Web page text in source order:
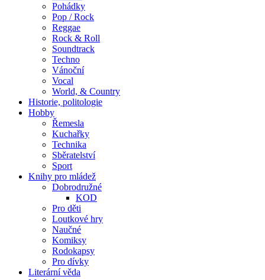
Pohádky
Pop / Rock
Reggae
Rock & Roll
Soundtrack
Techno
Vánoční
Vocal
World, & Country
Historie, politologie
Hobby
Řemesla
Kuchařky
Technika
Sběratelství
Sport
Knihy pro mládež
Dobrodružné
KOD
Pro děti
Loutkové hry
Naučné
Komiksy
Rodokapsy
Pro dívky
Literární věda